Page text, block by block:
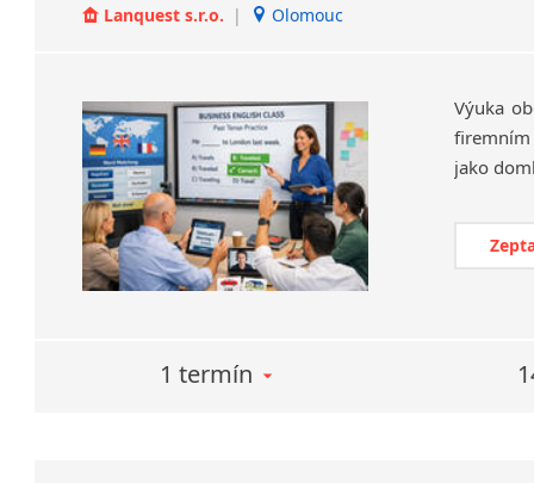
Lanquest s.r.o. | Olomouc
Výuka
firemním
1 termín